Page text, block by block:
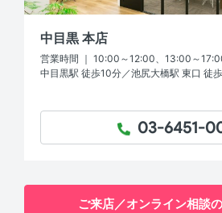
中目黒 本店
営業時間 ｜ 10:00～12:00、13:00～
中目黒駅 徒歩10分／池尻大橋駅 東口 徒
TEL：
03-6451-
ご来店／オンライン相談